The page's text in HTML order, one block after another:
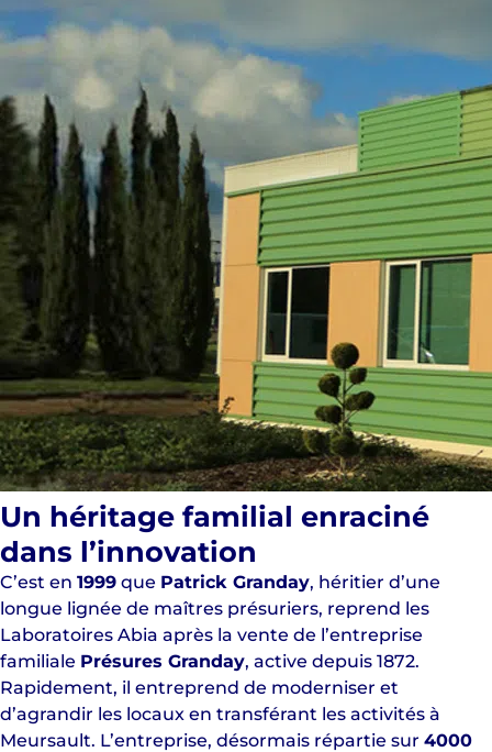
Un héritage familial enraciné
dans l’innovation
C’est en 1999 que Patrick Granday, héritier d’une
longue lignée de maîtres présuriers, reprend les
Laboratoires Abia après la vente de l’entreprise
familiale Présures Granday, active depuis 1872.
Rapidement, il entreprend de moderniser et
d’agrandir les locaux en transférant les activités à
Meursault. L’entreprise, désormais répartie sur 4000